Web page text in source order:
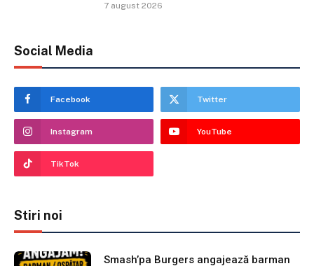
7 august 2026
Social Media
Facebook Twitter
Instagram YouTube
TikTok
Stiri noi
Smash’pa Burgers angajează barman